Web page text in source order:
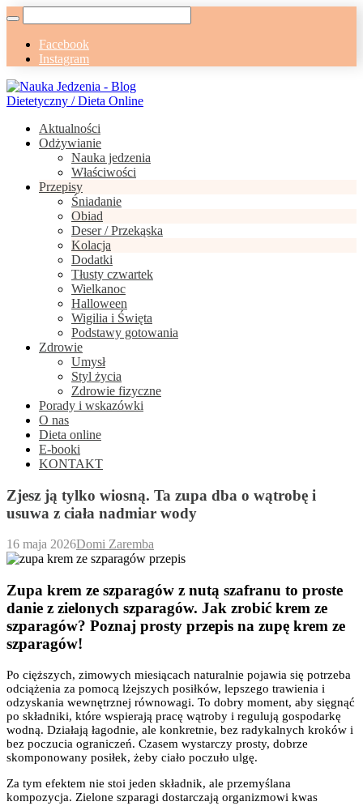
Facebook
Instagram
Aktualności
Odżywianie
Nauka jedzenia
Właściwości
Przepisy
Śniadanie
Obiad
Deser / Przekąska
Kolacja
Dodatki
Tłusty czwartek
Wielkanoc
Halloween
Wigilia i Święta
Podstawy gotowania
Zdrowie
Umysł
Styl życia
Zdrowie fizyczne
Porady i wskazówki
O nas
Dieta online
E-booki
KONTAKT
Zjesz ją tylko wiosną. Ta zupa dba o wątrobę i
usuwa z ciała nadmiar wody
16 maja 2026Domi Zaremba
Zupa krem ze szparagów z nutą szafranu to proste
danie z zielonych szparagów. Jak zrobić krem ze
szparagów? Poznaj prosty przepis na zupę krem ze
szparagów!
Po cięższych, zimowych miesiącach naturalnie pojawia się potrzeba
odciążenia za pomocą lżejszych posiłków, lepszego trawienia i
odzyskania wewnętrznej równowagi. To dobry moment, aby sięgnąć
po składniki, które wspierają pracę wątroby i regulują gospodarkę
wodną. Działają łagodnie, ale konkretnie, bez radykalnych kroków i
bez poczucia ograniczeń. Czasem wystarczy prosty, dobrze
skomponowany posiłek, żeby ciało poczuło ulgę.
Za tym efektem nie stoi jeden składnik, ale przemyślana
kompozycja. Zielone szparagi dostarczają organizmowi kwas